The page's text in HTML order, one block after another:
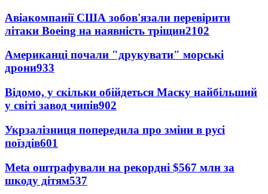
Авіакомпанії США зобов'язали перевірити
літаки Boeing на наявність тріщин2102
Американці почали "друкувати" морські
дрони933
Відомо, у скільки обійдеться Маску найбільший
у світі завод чипів902
Укрзалізниця попередила про зміни в русі
поїздів601
Meta оштрафували на рекордні $567 млн за
шкоду дітям537